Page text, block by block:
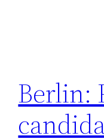
Berlin: